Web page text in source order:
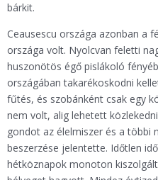
bárkit.
Ceausescu országa azonban a
országa volt. Nyolcvan feletti
huszonötös égő pislákoló
országában takarékoskodni
fűtés, és szobánként csak egy
nem volt, alig lehetett
gondot az élelmiszer és a többi
beszerzése jelentette. Időtlen
hétköznapok monoton